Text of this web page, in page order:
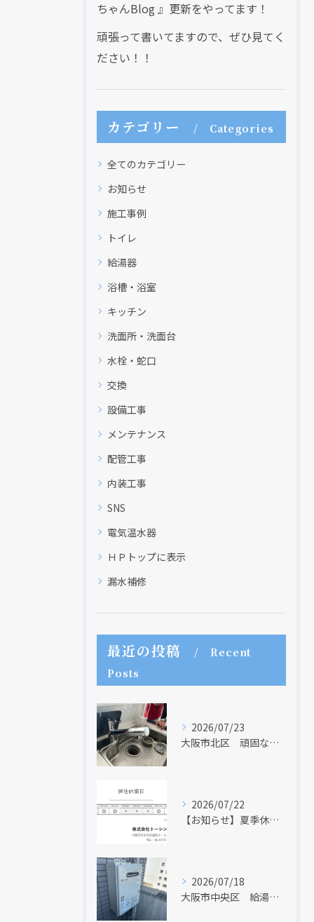
ちゃんBlog 』更新をやってます！
頑張って書いてますので、ぜひ見てく
ださい！！
カテゴリー Categories
全てのカテゴリー
お知らせ
施工事例
トイレ
給湯器
浴槽・浴室
キッチン
洗面所・洗面台
水栓・蛇口
交換
設備工事
メンテナンス
配管工事
内装工事
SNS
電気温水器
ＨＰトップに表示
漏水補修
最近の投稿
Recent
Posts
2026/07/23
大阪市北区 頑固な水アカはなかなか取れない・・・
2026/07/22
【お知らせ】夏季休業日のお知らせ【２０２６年】
2026/07/18
大阪市中央区 給湯器のリモコンが無くても、リモコンを設置する方法はあります
クリックでチラシのページにジャンプします
クリックでチラシのページにジャンプします